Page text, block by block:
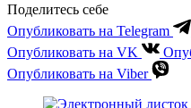
Поделитесь себе
Опубликовать на Telegram
Опубликовать на VK
Опубликовать на Viber